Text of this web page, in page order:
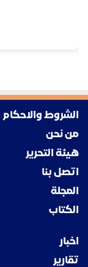
الشروط والاحكام
من نحن
هيئة التحرير
اتصل بنا
المجلة
الكتاب
اخبار
تقارير